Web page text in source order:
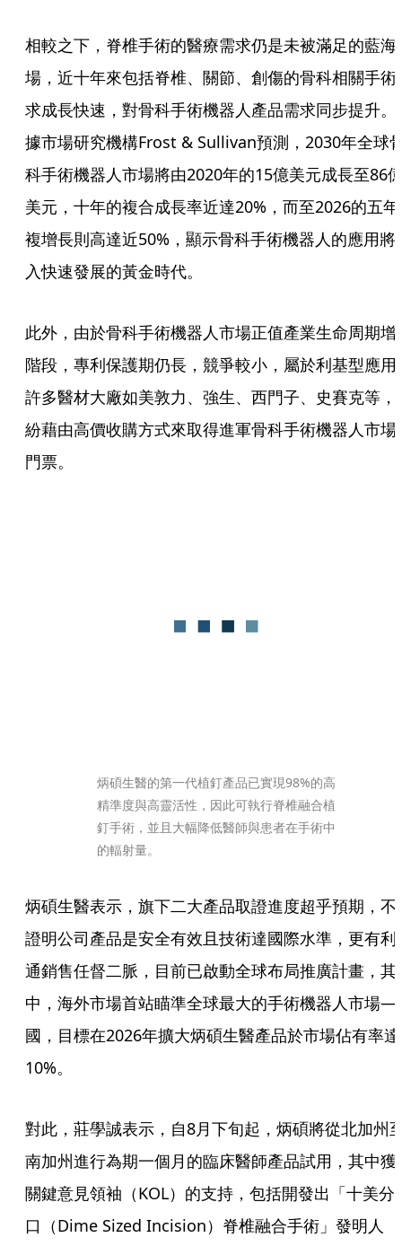
相較之下，脊椎手術的醫療需求仍是未被滿足的藍海
場，近十年來包括脊椎、關節、創傷的骨科相關手術
求成長快速，對骨科手術機器人產品需求同步提升。
據市場研究機構Frost & Sullivan預測，2030年全球
科手術機器人市場將由2020年的15億美元成長至86
美元，十年的複合成長率近達20%，而至2026的五年
複增長則高達近50%，顯示骨科手術機器人的應用將
入快速發展的黃金時代。
此外，由於骨科手術機器人市場正值產業生命周期增
階段，專利保護期仍長，競爭較小，屬於利基型應用
許多醫材大廠如美敦力、強生、西門子、史賽克等，
紛藉由高價收購方式來取得進軍骨科手術機器人市場
門票。
炳碩生醫的第一代植釘產品已實現98%的高
精準度與高靈活性，因此可執行脊椎融合植
釘手術，並且大幅降低醫師與患者在手術中
的輻射量。
炳碩生醫表示，旗下二大產品取證進度超乎預期，不
證明公司產品是安全有效且技術達國際水準，更有利
通銷售任督二脈，目前已啟動全球布局推廣計畫，其
中，海外市場首站瞄準全球最大的手術機器人市場—
國，目標在2026年擴大炳碩生醫產品於市場佔有率達
10%。
對此，莊學誠表示，自8月下旬起，炳碩將從北加州
南加州進行為期一個月的臨床醫師產品試用，其中獲
關鍵意見領袖（KOL）的支持，包括開發出「十美分
口（Dime Sized Incision）脊椎融合手術」發明人